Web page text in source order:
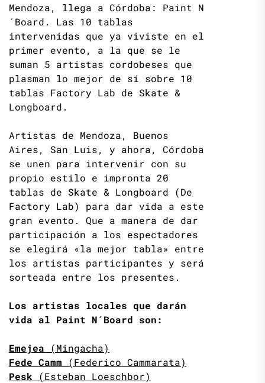
Mendoza, llega a Córdoba: Paint N
´Board. Las 10 tablas
intervenidas que ya viviste en el
primer evento, a la que se le
suman 5 artistas cordobeses que
plasman lo mejor de sí sobre 10
tablas Factory Lab de Skate &
Longboard.
Artistas de Mendoza, Buenos
Aires, San Luis, y ahora, Córdoba
se unen para intervenir con su
propio estilo e impronta 20
tablas de Skate & Longboard (De
Factory Lab) para dar vida a este
gran evento. Que a manera de dar
participación a los espectadores
se elegirá «la mejor tabla» entre
los artistas participantes y será
sorteada entre los presentes.
Los artistas locales que darán
vida al Paint N´Board son:
Emejea (Mingacha)
Fede Camm (Federico Cammarata)
Pesk (Esteban Loeschbor)